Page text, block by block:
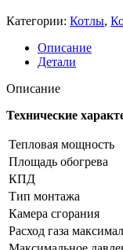
Категории: Котлы,
Описание
Детали
Описание
Технические
Тепловая мощность
Площадь обогрева
КПД
Тип монтажа
Камера сгорания
Расход газа